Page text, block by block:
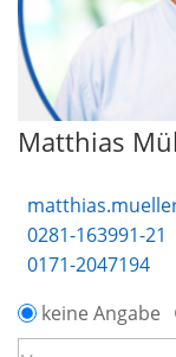
Matthias
0281-163991-21
0171-2047194
keine Angabe